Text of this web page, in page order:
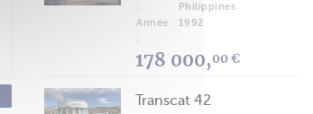
:
Philippines
Année
:
1992
178 000,00 €
Transcat 42